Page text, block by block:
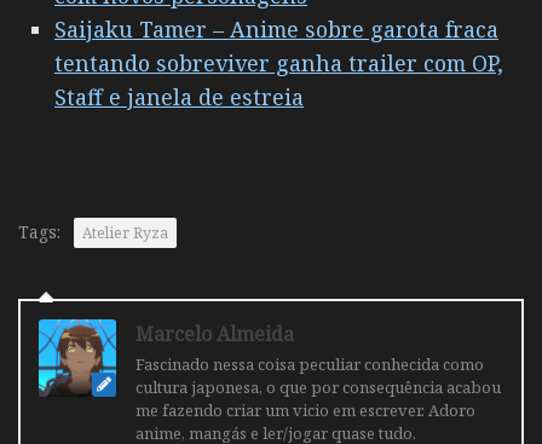
Saijaku Tamer – Anime sobre garota fraca
tentando sobreviver ganha trailer com OP,
Staff e janela de estreia
Tags: Atelier Ryza
Marcelo Almeida
Fascinado nessa coisa peculiar conhecida como
cultura japonesa, o que por consequência acabou
me fazendo criar um vicio em escrever. Adoro
anime, mangás e ler/jogar quase tudo.